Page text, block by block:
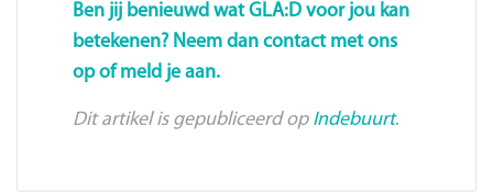
Ben jij benieuwd wat GLA:D voor jou kan
betekenen? Neem dan contact met ons
op of meld je aan.
Dit artikel is gepubliceerd op Indebuurt.